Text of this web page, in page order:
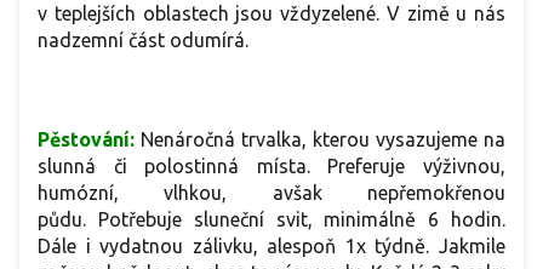
v teplejších oblastech jsou vždyzelené. V zimě u nás
nadzemní část odumírá.
Pěstování: Nenáročná trvalka, kterou vysazujeme na
slunná či polostinná místa. Preferuje výživnou,
humózní, vlhkou, avšak nepřemokřenou
půdu. Potřebuje sluneční svit, minimálně 6 hodin.
Dále i vydatnou zálivku, alespoň 1x týdně. Jakmile